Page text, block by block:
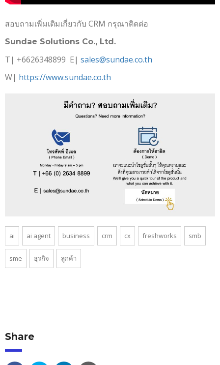
สอบถามเพิ่มเติมเกี่ยวกับ CRM กรุณาติดต่อ
Sundae Solutions Co., Ltd.
T| +6626348899 E| sales@sundae.co.th
W| https://www.sundae.co.th
ai ai agent business crm cx freshworks smb
sme ธุรกิจ ลูกค้า
Share